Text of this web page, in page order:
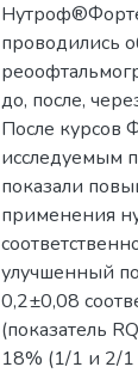
проводились
до, после,
После курсов
исследуемым
показали
применения
улучшенный
0,2±0,08
(показатель
18% (1/1 и 2/